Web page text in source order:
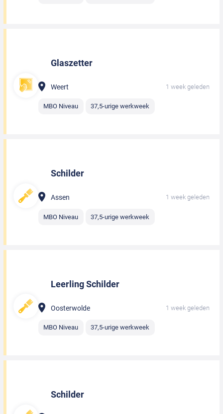
Glaszetter
Weert 1 week geleden
MBO Niveau 37,5-urige werkweek
Schilder
Assen 1 week geleden
MBO Niveau 37,5-urige werkweek
Leerling Schilder
Oosterwolde 1 week geleden
MBO Niveau 37,5-urige werkweek
Schilder